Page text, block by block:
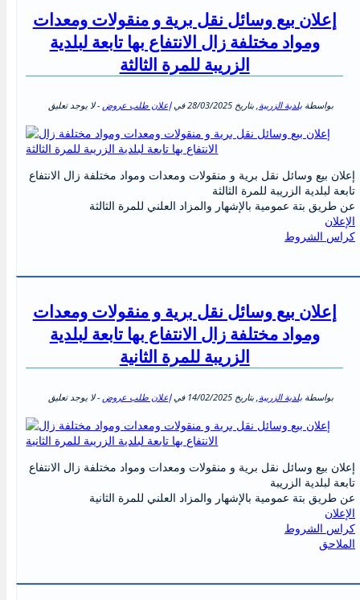
إعلان بيع وسائل نقل برية و منقولات ومعدات
ومواد مختلفة زال الانتفاع بها تابعة لبلدية
الزريبة للمرة الثالثة
بواسطةبلدية الزريبة , بتاريخ28/03/2025فيإعلان طلب عروض - لا يوجد تعليق
إعلان بيع وسائل نقل برية و منقولات ومعدات ومواد مختلفة زال الانتفاع
تابعة لبلدية الزريبة للمرة الثالثة
عن طريق بتة عمومية بالإشهار والمزاد العلني للمرة الثالثة
الإعلان
كراس الشروط
إعلان بيع وسائل نقل برية و منقولات ومعدات
ومواد مختلفة زال الانتفاع بها تابعة لبلدية
الزريبة للمرة الثانية
بواسطةبلدية الزريبة , بتاريخ14/02/2025 فيإعلان طلب عروض - لا يوجد تعليق
إعلان بيع وسائل نقل برية و منقولات ومعدات ومواد مختلفة زال الانتفاع
تابعة لبلدية الزريبة
عن طريق بتة عمومية بالإشهار والمزاد العلني للمرة الثانية
الإعلان
كراس الشروط
الملاحق